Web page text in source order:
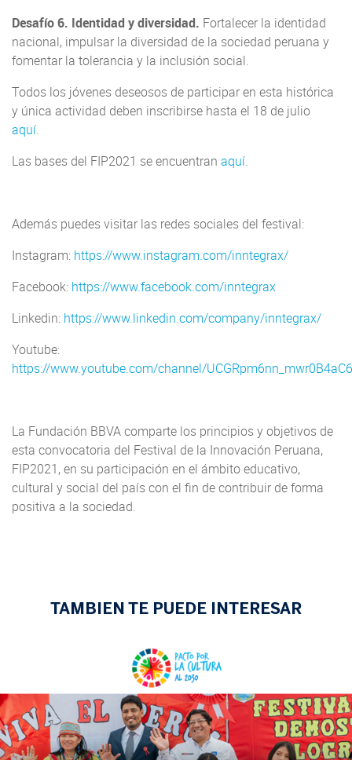
Desafío 6. Identidad y diversidad. Fortalecer la identidad
nacional, impulsar la diversidad de la sociedad peruana y
fomentar la tolerancia y la inclusión social.
Todos los jóvenes deseosos de participar en esta histórica
y única actividad deben inscribirse hasta el 18 de julio
aquí.
Las bases del FIP2021 se encuentran aquí.
Además puedes visitar las redes sociales del festival:
Instagram: https://www.instagram.com/inntegrax/
Facebook: https://www.facebook.com/inntegrax
Linkedin: https://www.linkedin.com/company/inntegrax/
Youtube:
https://www.youtube.com/channel/
La Fundación BBVA comparte los principios y objetivos de
esta convocatoria del Festival de la Innovación Peruana,
FIP2021, en su participación en el ámbito educativo,
cultural y social del país con el fin de contribuir de forma
positiva a la sociedad.
TAMBIEN TE PUEDE INTERESAR